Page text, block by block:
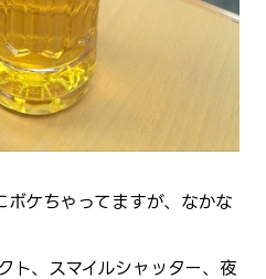
ケちゃってますが、なかな
ト、スマイルシャッター、夜